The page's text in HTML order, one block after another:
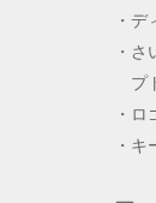
デ
さ
プ
ロ
キ